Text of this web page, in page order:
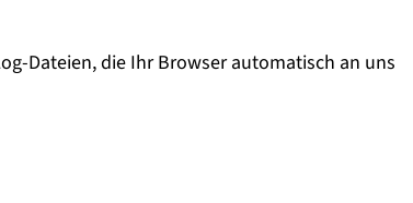
Dateien, die Ihr Browser automatisch an uns